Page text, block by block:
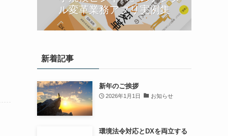
ル変革業務アプリ実例集
新着記事
新年のご挨拶
2026年1月1日 お知らせ
環境法令対応とDXを両立する